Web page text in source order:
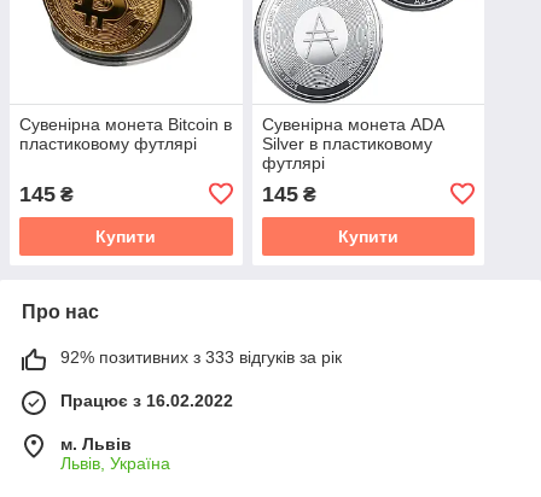
Сувенірна монета Bitcoin в
пластиковому футлярі
145 ₴
Купити
Сувенірна монета ADA
Silver в пластиковому
футлярі
145₴
Купити
Про нас
92% позитивних з 333 відгуків за рік
Працює з 16.02.2022
м. Львів
Львів, Україна